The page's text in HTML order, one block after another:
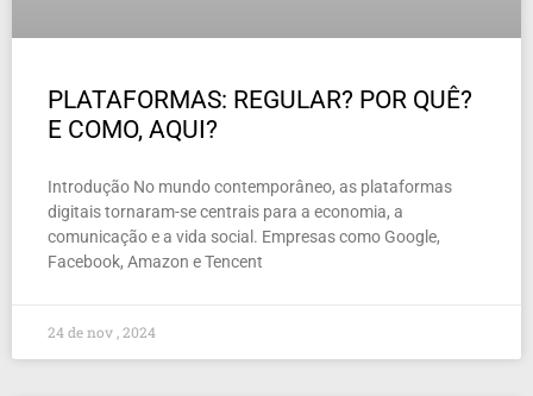
PLATAFORMAS: REGULAR? POR QUÊ?
E COMO, AQUI?
Introdução No mundo contemporâneo, as plataformas
digitais tornaram-se centrais para a economia, a
comunicação e a vida social. Empresas como Google,
Facebook, Amazon e Tencent
24 de nov , 2024